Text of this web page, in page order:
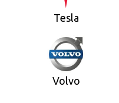
Tesla
Volvo